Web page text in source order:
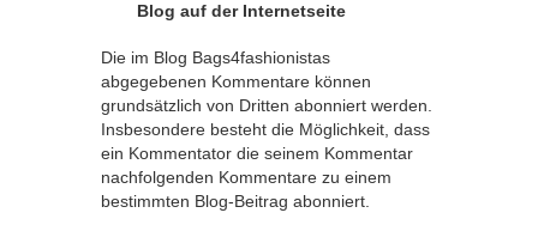
Blog auf der Internetseite
Die im Blog Bags4fashionistas
abgegebenen Kommentare können
grundsätzlich von Dritten abonniert werden.
Insbesondere besteht die Möglichkeit, dass
ein Kommentator die seinem Kommentar
nachfolgenden Kommentare zu einem
bestimmten Blog-Beitrag abonniert.